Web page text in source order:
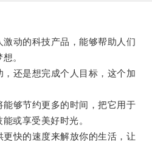
动的科技产品，能够帮助人们
。
还是想完成个人目标，这个加
够节约更多的时间，把它用于
或享受美好时光。
快的速度来解放你的生活，让